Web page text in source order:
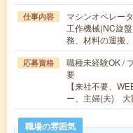
仕事内容
マシンオペレー
工作機械(NC旋
務、材料の運搬
応募資格
職種未経験OK /
要
【来社不要、
ー、主婦(夫) 大
職場の雰囲気